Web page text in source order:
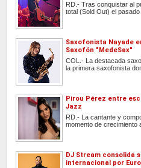
RD.- Tras conquistar al
total (Sold Out) el pasado
Saxofonista Nayade
Saxofón "MedeSax"
COL.- La destacada
la primera saxofonista
Pirou Pérez entre
Jazz
RD.- La cantante y
momento de crecimiento
DJ Stream consolida
internacional por